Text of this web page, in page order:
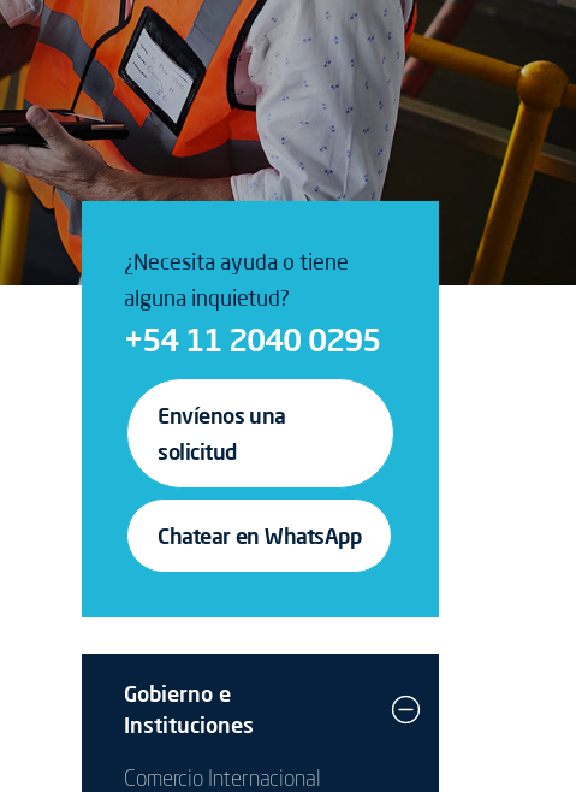
¿Necesita ayuda o tiene
alguna inquietud?
+54 11 2040 0295
Envíenos una
solicitud
Chatear en WhatsApp
Gobierno e
Instituciones
Comercio Internacional